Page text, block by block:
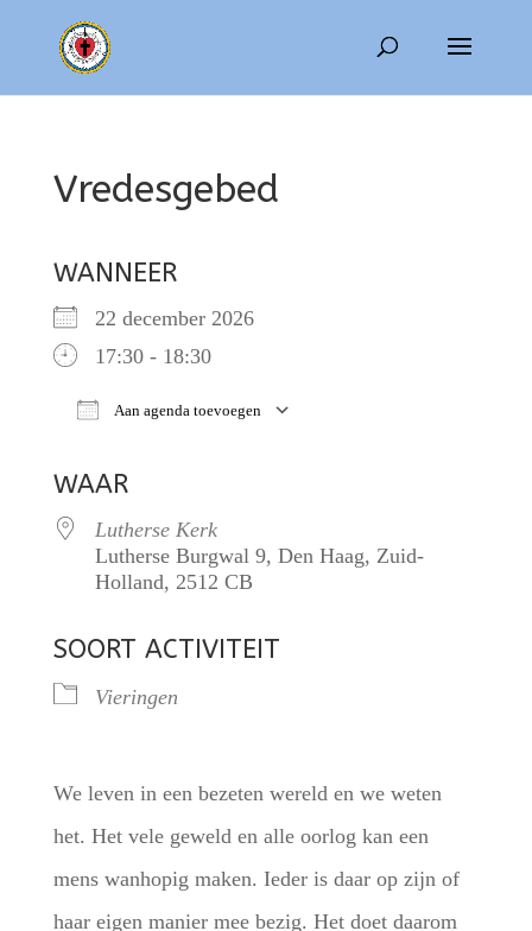
Vredesgebed
WANNEER
22 december 2026
17:30 - 18:30
Aan agenda toevoegen
WAAR
Lutherse Kerk
Lutherse Burgwal 9, Den Haag, Zuid-
Holland, 2512 CB
SOORT ACTIVITEIT
Vieringen
We leven in een bezeten wereld en we weten
het. Het vele geweld en alle oorlog kan een
mens wanhopig maken. Ieder is daar op zijn of
haar eigen manier mee bezig. Het doet daarom